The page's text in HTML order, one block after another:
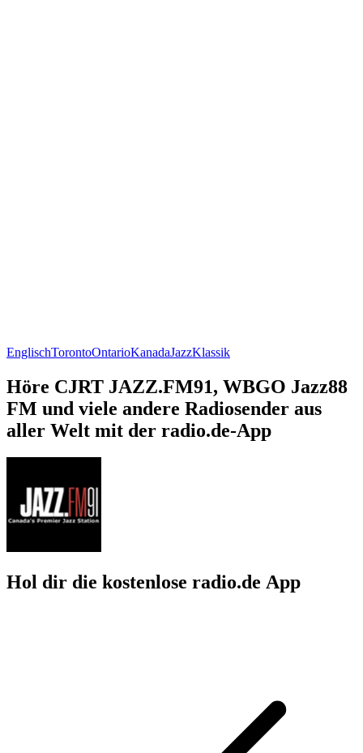
EnglischTorontoOntarioKanadaJazzKlassik
Höre CJRT JAZZ.FM91, WBGO Jazz88
FM und viele andere Radiosender aus
aller Welt mit der radio.de-App
Hol dir die kostenlose radio.de App